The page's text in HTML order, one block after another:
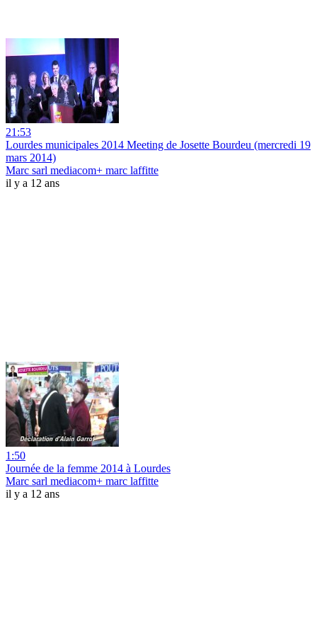
21:53
Lourdes municipales 2014 Meeting de Josette Bourdeu (mercredi 19
mars 2014)
Marc sarl mediacom+ marc laffitte
il y a 12 ans
1:50
Journée de la femme 2014 à Lourdes
Marc sarl mediacom+ marc laffitte
il y a 12 ans